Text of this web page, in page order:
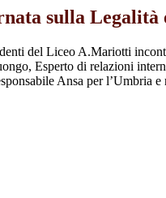
sulla Legalità
del Liceo A.Mariotti
Esperto di relazioni
Ansa per l’Umbria e